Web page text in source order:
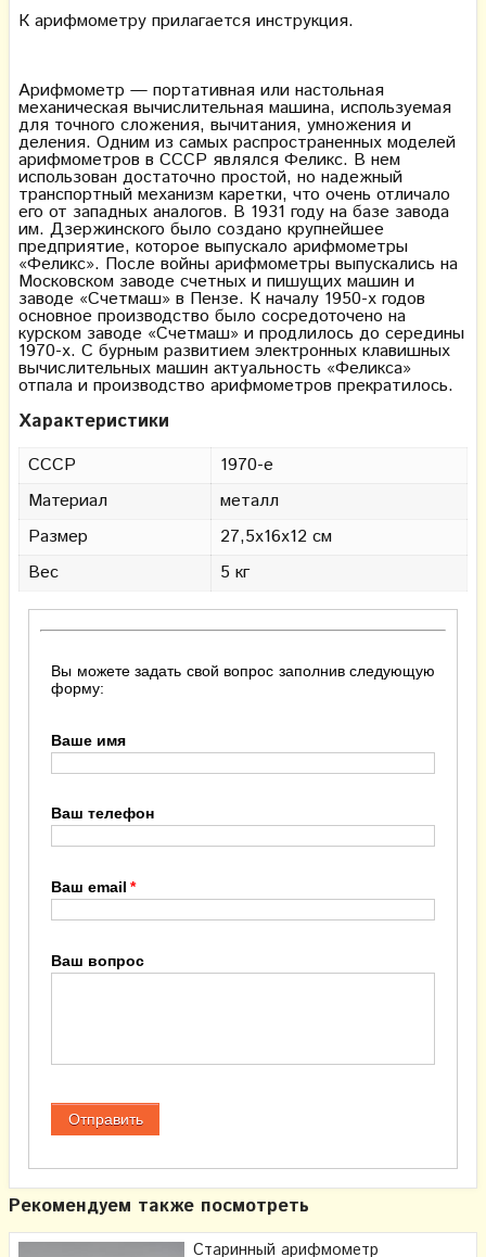
К арифмометру прилагается инструкция.
Арифмометр — портативная или настольная
механическая вычислительная машина, используемая
для точного сложения, вычитания, умножения и
деления. Одним из самых распространенных моделей
арифмометров в СССР являлся Феликс. В нем
использован достаточно простой, но надежный
транспортный механизм каретки, что очень отличало
его от западных аналогов. В 1931 году на базе завода
им. Дзержинского было создано крупнейшее
предприятие, которое выпускало арифмометры
«Феликс». После войны арифмометры выпускались на
Московском заводе счетных и пишущих машин и
заводе «Счетмаш» в Пензе. К началу 1950-х годов
основное производство было сосредоточено на
курском заводе «Счетмаш» и продлилось до середины
1970-х. С бурным развитием электронных клавишных
вычислительных машин актуальность «Феликса»
отпала и производство арифмометров прекратилось.
Характеристики
СССР
1970-е
Материал
металл
Размер
27,5х16х12 см
Вес
5 кг
Вы можете задать свой вопрос заполнив следующую
форму:
Ваше имя
Ваш телефон
Ваш email
Ваш вопрос
Рекомендуем также посмотреть
Старинный арифмометр